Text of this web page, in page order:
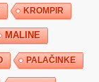
KROMPIR
MALINE
PALAČINKE